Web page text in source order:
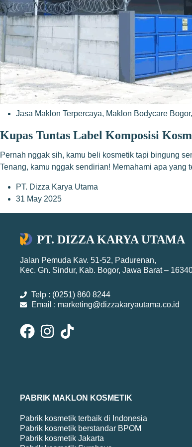
Jasa Maklon Terpercaya, Maklon Bodycare Bogor,
Kupas Tuntas Label Komposisi
Pernah nggak sih, kamu beli kosmetik tapi bingung
Tenang, kamu nggak sendirian! Memahami apa
PT. Dizza Karya Utama
31 May 2025
PT. DIZZA KARYA UTAMA
Jalan Pemuda Kav. 51-52, Padurenan,
Kec. Gn. Sindur, Kab. Bogor, Jawa Barat –
Telp : (0251) 860 8244
Email : marketing@dizzakaryautama.co.id
PABRIK MAKLON KOSMETIK
Pabrik kosmetik terbaik di Indonesia
Pabrik kosmetik berstandar BPOM
Pabrik kosmetik Jakarta